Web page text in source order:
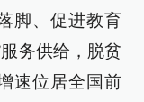
脚、促进教育
务供给，脱贫
速位居全国前